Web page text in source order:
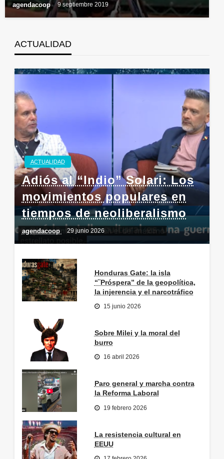
agendacoop 9 septiembre 2019
ACTUALIDAD
ACTUALIDAD
Adiós al “Indio” Solari: Los
movimientos populares en
tiempos de neoliberalismo
agendacoop 29 junio 2026
Honduras Gate: la isla
“¨Próspera” de la geopolítica,
la injerencia y el narcotráfico
15 junio 2026
Sobre Milei y la moral del
burro
16 abril 2026
Paro general y marcha contra
la Reforma Laboral
19 febrero 2026
La resistencia cultural en
EEUU